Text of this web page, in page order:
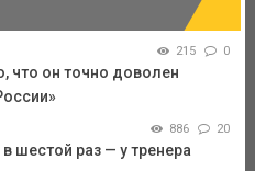
215 0
он точно доволен
886 20
шестой раз — у тренера